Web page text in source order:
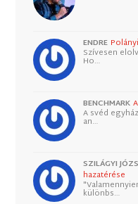
ENDRE
Szívesen
Ho…
BENCHMARK
A svéd
an…
SZILÁGYI
hazatérése
különbs…